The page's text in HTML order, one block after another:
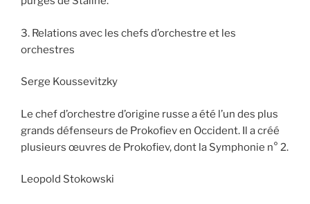
3. Relations avec les chefs d’orchestre et les
orchestres
Serge Koussevitzky
Le chef d’orchestre d’origine russe a été l’un des plus
grands défenseurs de Prokofiev en Occident. Il a créé
plusieurs œuvres de Prokofiev, dont la Symphonie n° 2.
Leopold Stokowski